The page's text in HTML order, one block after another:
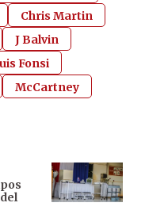
Chris Martin
J Balvin
Fonsi
McCartney